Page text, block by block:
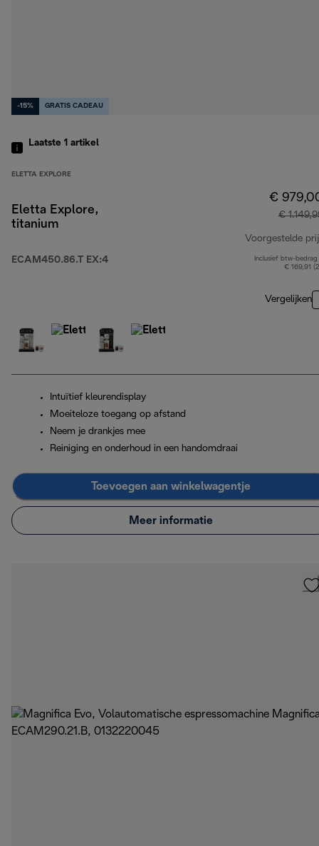
-15% GRATIS CADEAU
Laatste 1 artikel
ELETTA EXPLORE
Eletta Explore,
titanium
ECAM450.86.T EX:4
€
€
Voorgestelde
Inclusief btw-bedrag
€ 169,91
Vergelijken
Intuïtief kleurendisplay
Moeiteloze toegang op afstand
Neem je drankjes mee
Reiniging en onderhoud in een handomdraai
Toevoegen aan winkelwagentje
Meer informatie